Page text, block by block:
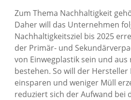
Zum Thema Nachhaltigkeit
Daher will das Unternehmen
Nachhaltigkeitsziel bis 2025
der Primär- und
von Einwegplastik sein und
bestehen. So will der Hersteller
einsparen und weniger Müll
reduziert sich der Aufwand bei